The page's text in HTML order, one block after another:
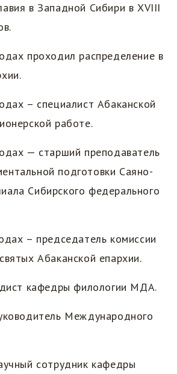
в Западной Сибири в XVIII
проходил распределение в
– специалист Абаканской
работе.
— старший преподаватель
подготовки Саяно-
Сибирского федерального
– председатель комиссии
Абаканской епархии.
кафедры филологии МДА.
Международного
сотрудник кафедры